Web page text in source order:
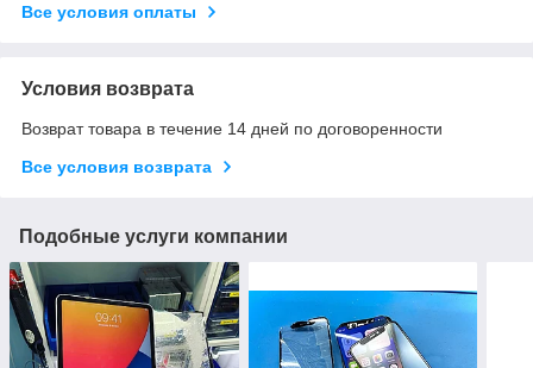
Все условия оплаты
Условия возврата
Возврат товара в течение 14 дней по договоренности
Все условия возврата
Подобные услуги компании